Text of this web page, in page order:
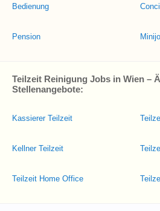
Bedienung
Pension
Teilzeit Reinigung Jobs in Wien –
Stellenangebote:
Kassierer Teilzeit
Kellner Teilzeit
Teilzeit Home Office